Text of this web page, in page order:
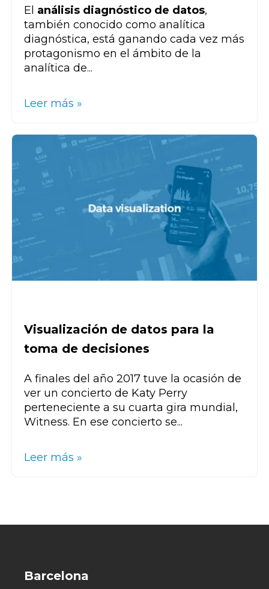
El análisis diagnóstico de datos,
también conocido como analítica
diagnóstica, está ganando cada vez más
protagonismo en el ámbito de la
analítica de...
Leer más »
Visualización de datos para la
toma de decisiones
A finales del año 2017 tuve la ocasión de
ver un concierto de Katy Perry
perteneciente a su cuarta gira mundial,
Witness. En ese concierto se...
Leer más »
Barcelona